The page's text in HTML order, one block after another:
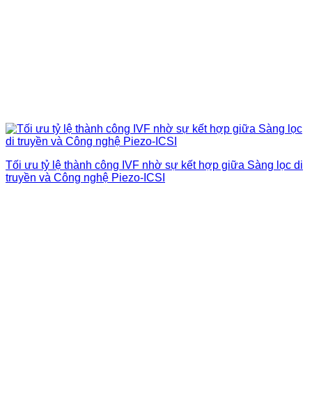
Tối ưu tỷ lệ thành công IVF nhờ sự kết hợp giữa Sàng lọc di
truyền và Công nghệ Piezo-ICSI